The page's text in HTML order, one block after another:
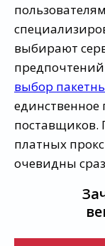
выбирают
выбор
поставщиков.
платных
очевидны